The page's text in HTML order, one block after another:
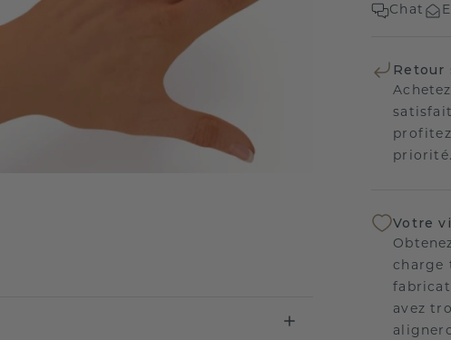
Chat
Retour
priorité.
Votre
charge
avez